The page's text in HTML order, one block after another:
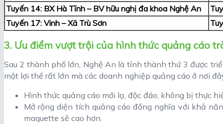
Tuyến 14: BX Hà Tĩnh – BV hữu nghị đa khoa Nghệ An
Tuyến 17: Vinh – Xã Trù Sơn
3. Ưu điểm vượt trội của hình thức quảng cáo
Sau 2 thành phố lớn, Nghệ An là tỉnh thành thứ 3 được
một lợi thế rất lớn mà các doanh nghiệp quảng cáo ở nơi
Hình thức quảng cáo mới lạ, độc đáo, không bị thực
Mở rộng diện tích quảng cáo đồng nghĩa với khả
maquette sẽ cao hơn.